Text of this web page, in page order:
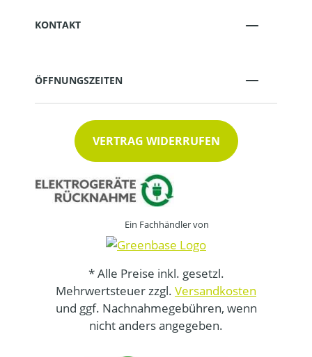
KONTAKT
ÖFFNUNGSZEITEN
VERTRAG WIDERRUFEN
Ein Fachhändler von
* Alle Preise inkl. gesetzl.
Mehrwertsteuer zzgl. Versandkosten
und ggf. Nachnahmegebühren, wenn
nicht anders angegeben.